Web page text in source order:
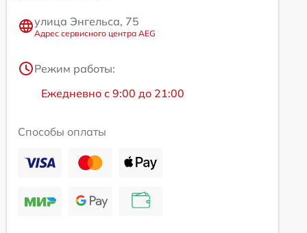
улица Энгельса, 75
Адрес сервисного центра AEG
Режим работы:
Ежедневно с 9:00 до 21:00
Способы оплаты